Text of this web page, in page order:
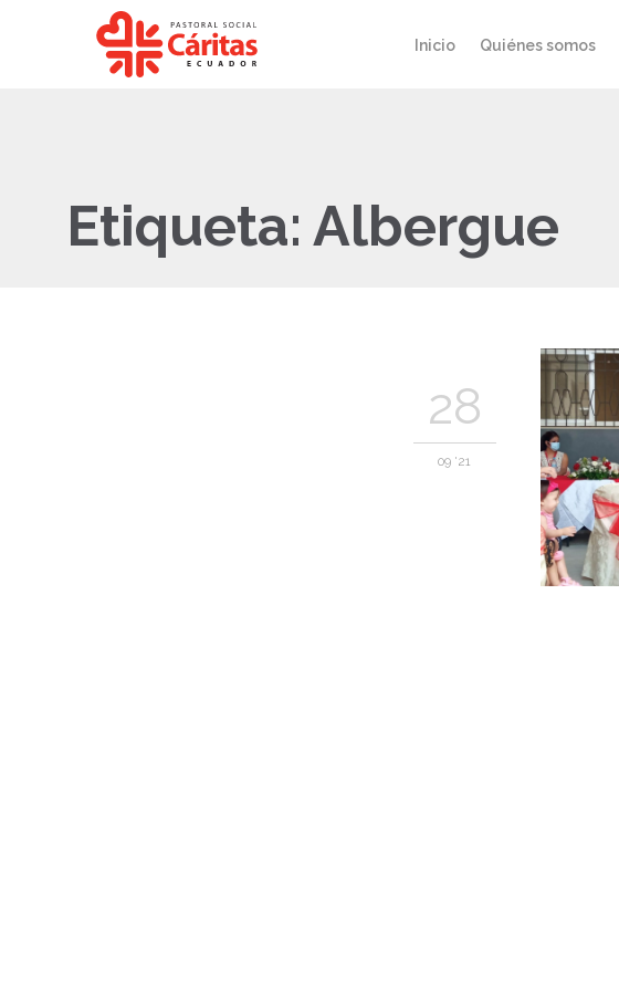
Inicio Quiénes somos
Etiqueta: Albergue
28
09 '21